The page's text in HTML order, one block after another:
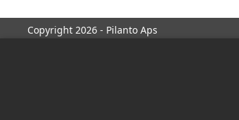
Copyright 2026 - Pilanto Aps